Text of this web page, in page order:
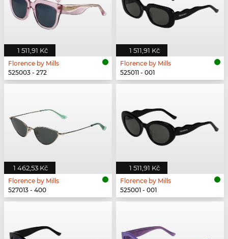
1 511,91 Kč
Florence by Mills
525003 - 272
1 511,91 Kč
Florence by Mills
525011 - 001
1 462,53 Kč
Florence by Mills
527013 - 400
1 511,91 Kč
Florence by Mills
525001 - 001